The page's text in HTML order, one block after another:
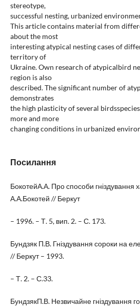
stereotype,
successful nesting, urbanized
This article contains material from
about the most
interesting atypical nesting cases of
territory of
Ukraine. Own research of atypicalbird
region is also
described. The significant number of
demonstrates
the high plasticity of several
more and more
changing conditions in urbanized
Посилання
БокотейА.А. Про способи гніздування
А.А.Бокотей // Беркут
– 1996. – Т. 5, вип. 2. – С. 173.
Бундзяк П.В. Гніздування сороки на
// Беркут – 1993.
– Т. 2. – С.33.
БундзякП.В. Незвичайне гніздування